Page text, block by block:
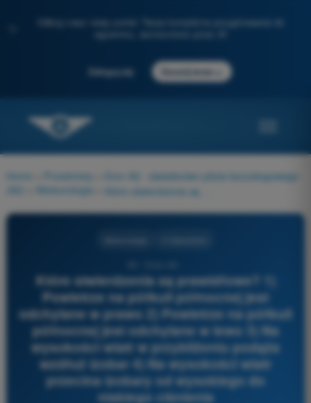
Odkryj nasz nowy portal: Twoje kompletne przygotowanie do
Zaloguj się Zacznij teraz
Home Przedmioty
Dron A2 - świadectwo pilota bezzałogowego
Meteorologia
Które stwierdzenia są prawidłowe? 1)
Powietrze na półkuli północnej jest
odchylane w prawo 2) Powietrze na półkuli
północnej jest odchylane w lewo 3) Na
wysokości wiatr w przybliżeniu podąża
wzdłuż izobar 4) Na wysokości wiatr
przecina izobary od wysokiego do
niskiego ciśnienia